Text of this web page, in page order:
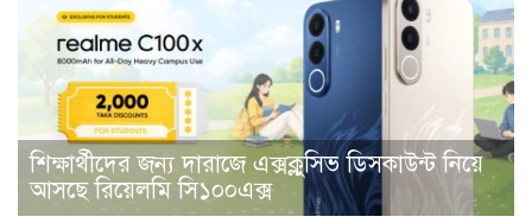
শিক্ষার্থীদের জন্য দারাজে এক্সক্লুসিভ ডিসকাউন্ট নিয়ে
আসছে রিয়েলমি সি১০০এক্স